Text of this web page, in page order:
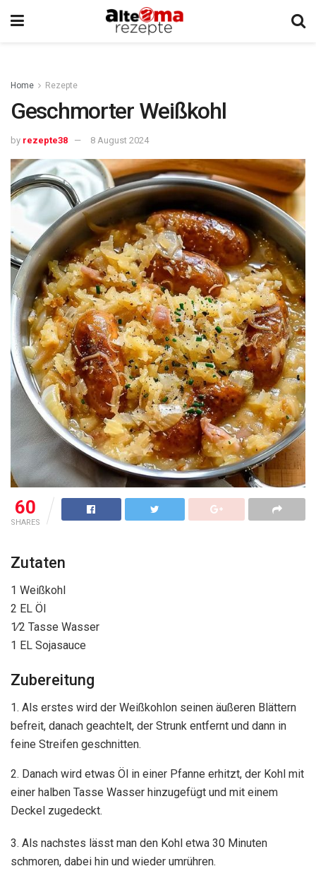
Home Rezepte
Geschmorter Weißkohl
by rezepte38 8 August 2024
60
SHARES
Zutaten
1 Weißkohl
2 EL Öl
1∕2 Tasse Wasser
1 EL Sojasauce
Zubereitung
1. Als erstes wird der Weißkohlon seinen äußeren Blättern
befreit, danach geachtelt, der Strunk entfernt und dann in
feine Streifen geschnitten.
2. Danach wird etwas Öl in einer Pfanne erhitzt, der Kohl mit
einer halben Tasse Wasser hinzugefügt und mit einem
Deckel zugedeckt.
3. Als nachstes lässt man den Kohl etwa 30 Minuten
schmoren, dabei hin und wieder umrühren.